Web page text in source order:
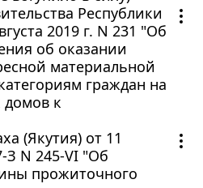
Республики
2019 г. N 231 "Об
об оказании
материальной
граждан на
к
(Якутия) от 11
З N 245-VI "Об
прожиточного